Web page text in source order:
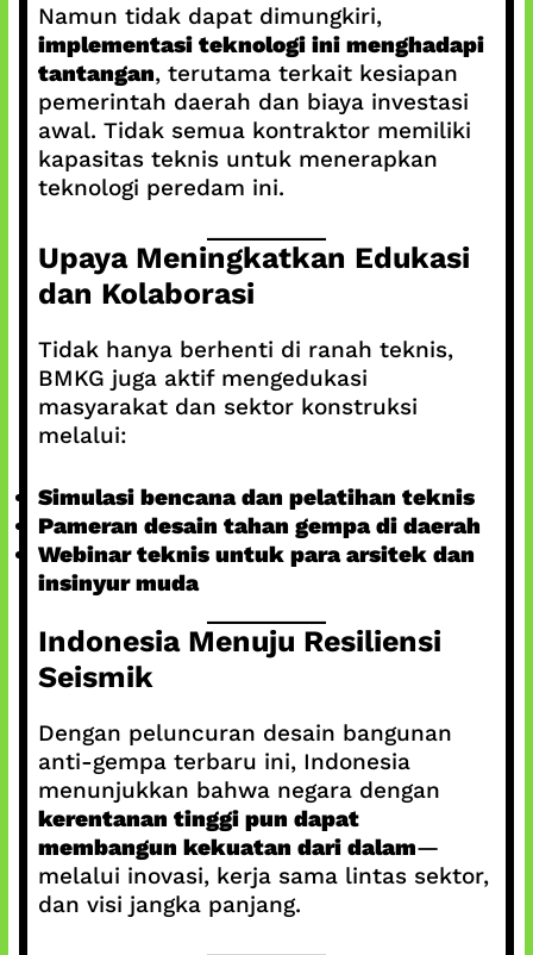
Namun tidak dapat dimungkiri,
implementasi teknologi ini menghadapi
tantangan, terutama terkait kesiapan
pemerintah daerah dan biaya investasi
awal. Tidak semua kontraktor memiliki
kapasitas teknis untuk menerapkan
teknologi peredam ini.
Upaya Meningkatkan Edukasi
dan Kolaborasi
Tidak hanya berhenti di ranah teknis,
BMKG juga aktif mengedukasi
masyarakat dan sektor konstruksi
melalui:
Simulasi bencana dan pelatihan teknis
Pameran desain tahan gempa di daerah
Webinar teknis untuk para arsitek dan
insinyur muda
Indonesia Menuju Resiliensi
Seismik
Dengan peluncuran desain bangunan
anti-gempa terbaru ini, Indonesia
menunjukkan bahwa negara dengan
kerentanan tinggi pun dapat
membangun kekuatan dari dalam—
melalui inovasi, kerja sama lintas sektor,
dan visi jangka panjang.